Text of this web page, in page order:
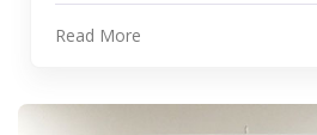
Read More